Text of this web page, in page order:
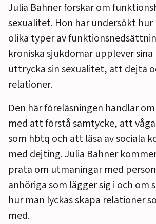
Julia Bahner forskar om
sexualitet. Hon har undersökt hur
olika typer av
kroniska sjukdomar upplever
uttrycka sin sexualitet, att dejta
relationer.
Den här föreläsningen handlar
med att förstå samtycke, att
som hbtq och att läsa av sociala
med dejting. Julia Bahner
prata om utmaningar med
anhöriga som lägger sig i och om
hur man lyckas skapa relationer
med.